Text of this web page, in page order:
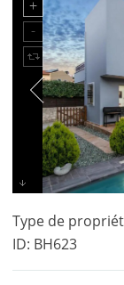
Type de
ID: BH623